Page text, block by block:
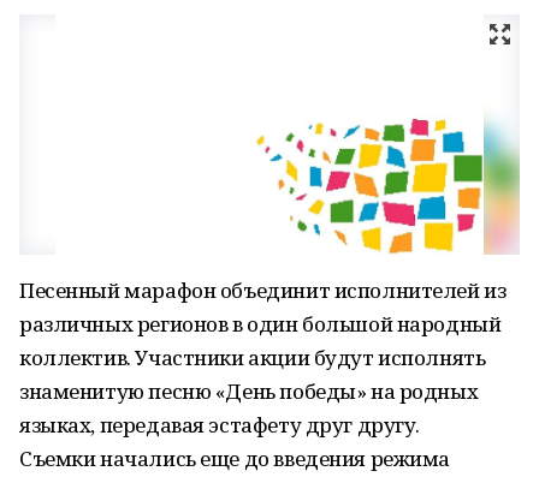
Песенный марафон объединит исполнителей из
различных регионов в один большой народный
коллектив. Участники акции будут исполнять
знаменитую песню «День победы» на родных
языках, передавая эстафету друг другу.
Съемки начались еще до введения режима